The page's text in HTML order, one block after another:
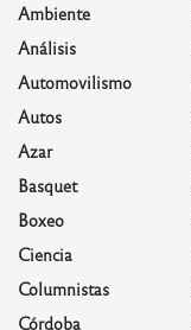
Ambiente
Análisis
Automovilismo
Autos
Azar
Basquet
Boxeo
Ciencia
Columnistas
Córdoba